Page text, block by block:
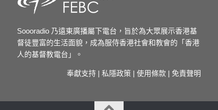
Soooradio 乃遠東廣播屬下電台，旨於為大眾展示香港基
督徒豐富的生活面貌，成為服侍香港社會和教會的「香港
人的基督教電台」。
奉獻支持 | 私隱政策 | 使用條款 | 免責聲明